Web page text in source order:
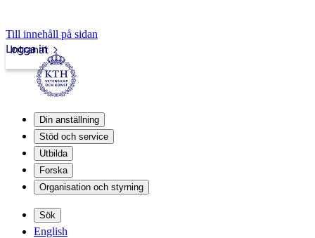
Till innehåll på sidan
Intranät
Logga in
Din anställning
Stöd och service
Utbilda
Forska
Organisation och styrning
Sök
English